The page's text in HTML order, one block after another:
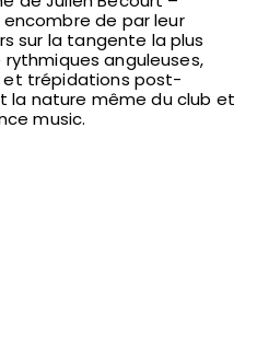
de par leur
sur la tangente la plus
anguleuses,
trépidations post-
la nature même du club et
music.